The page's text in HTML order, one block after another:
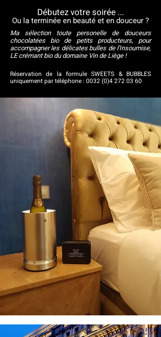
Débutez votre soirée ...
Ou la terminée en beauté et en douceur ?
Ma sélection toute personelle de douceurs
chocolatées bio de petits producteurs, pour
accompagner les délicates bulles de l'Insoumise,
LE crémant bio du domaine Vin de Liège !
Réservation de la formule SWEETS & BUBBLES
uniquement par téléphone : 0032 (0)4 272 03 60